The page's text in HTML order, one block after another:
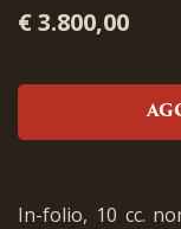
€ 3.800,00
In-folio, 10 cc.